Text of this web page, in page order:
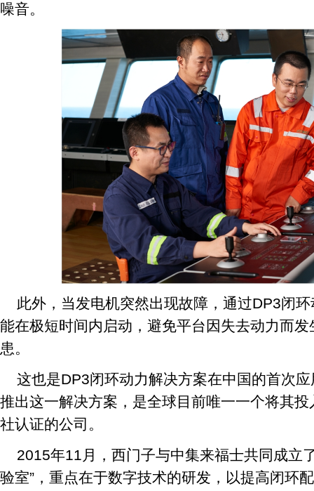
噪音。
此外，当发电机突然出现故障，通过DP3闭
能在极短时间内启动，避免平台因失去动力而
患。
这也是DP3闭环动力解决方案在中国的首次
推出这一解决方案，是全球目前唯一一个将其
社认证的公司。
2015年11月，西门子与中集来福士共同成立
验室”，重点在于数字技术的研发，以提高闭环